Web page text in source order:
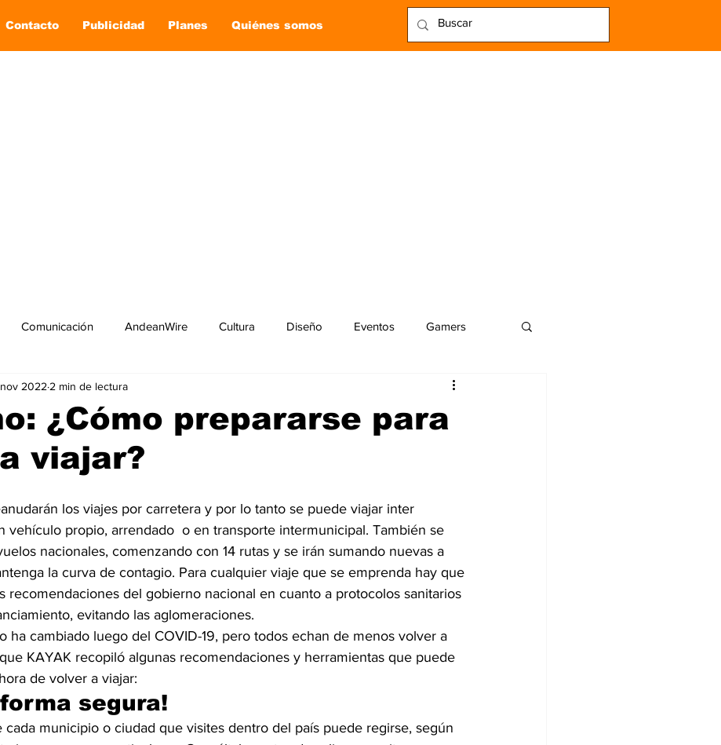
Contacto Publicidad Planes Quiénes somos
Comunicación AndeanWire Cultura Diseño Eventos Gamers
Negocios Películas
On line Tecnología
e-commerce Logística Perfiles Felicidad Música DJing
¿Cómo prepararse para
viajar?
2022 2 min de lectura
los viajes por carretera y por lo tanto se puede viajar inter
vehículo propio, arrendado  o en transporte intermunicipal. También se
nacionales, comenzando con 14 rutas y se irán sumando nuevas a
la curva de contagio. Para cualquier viaje que se emprenda hay que
recomendaciones del gobierno nacional en cuanto a protocolos sanitarios
evitando las aglomeraciones.
ha cambiado luego del COVID-19, pero todos echan de menos volver a
KAYAK recopiló algunas recomendaciones y herramientas que puede
de volver a viajar:
segura!
cada municipio o ciudad que visites dentro del país puede regirse, según